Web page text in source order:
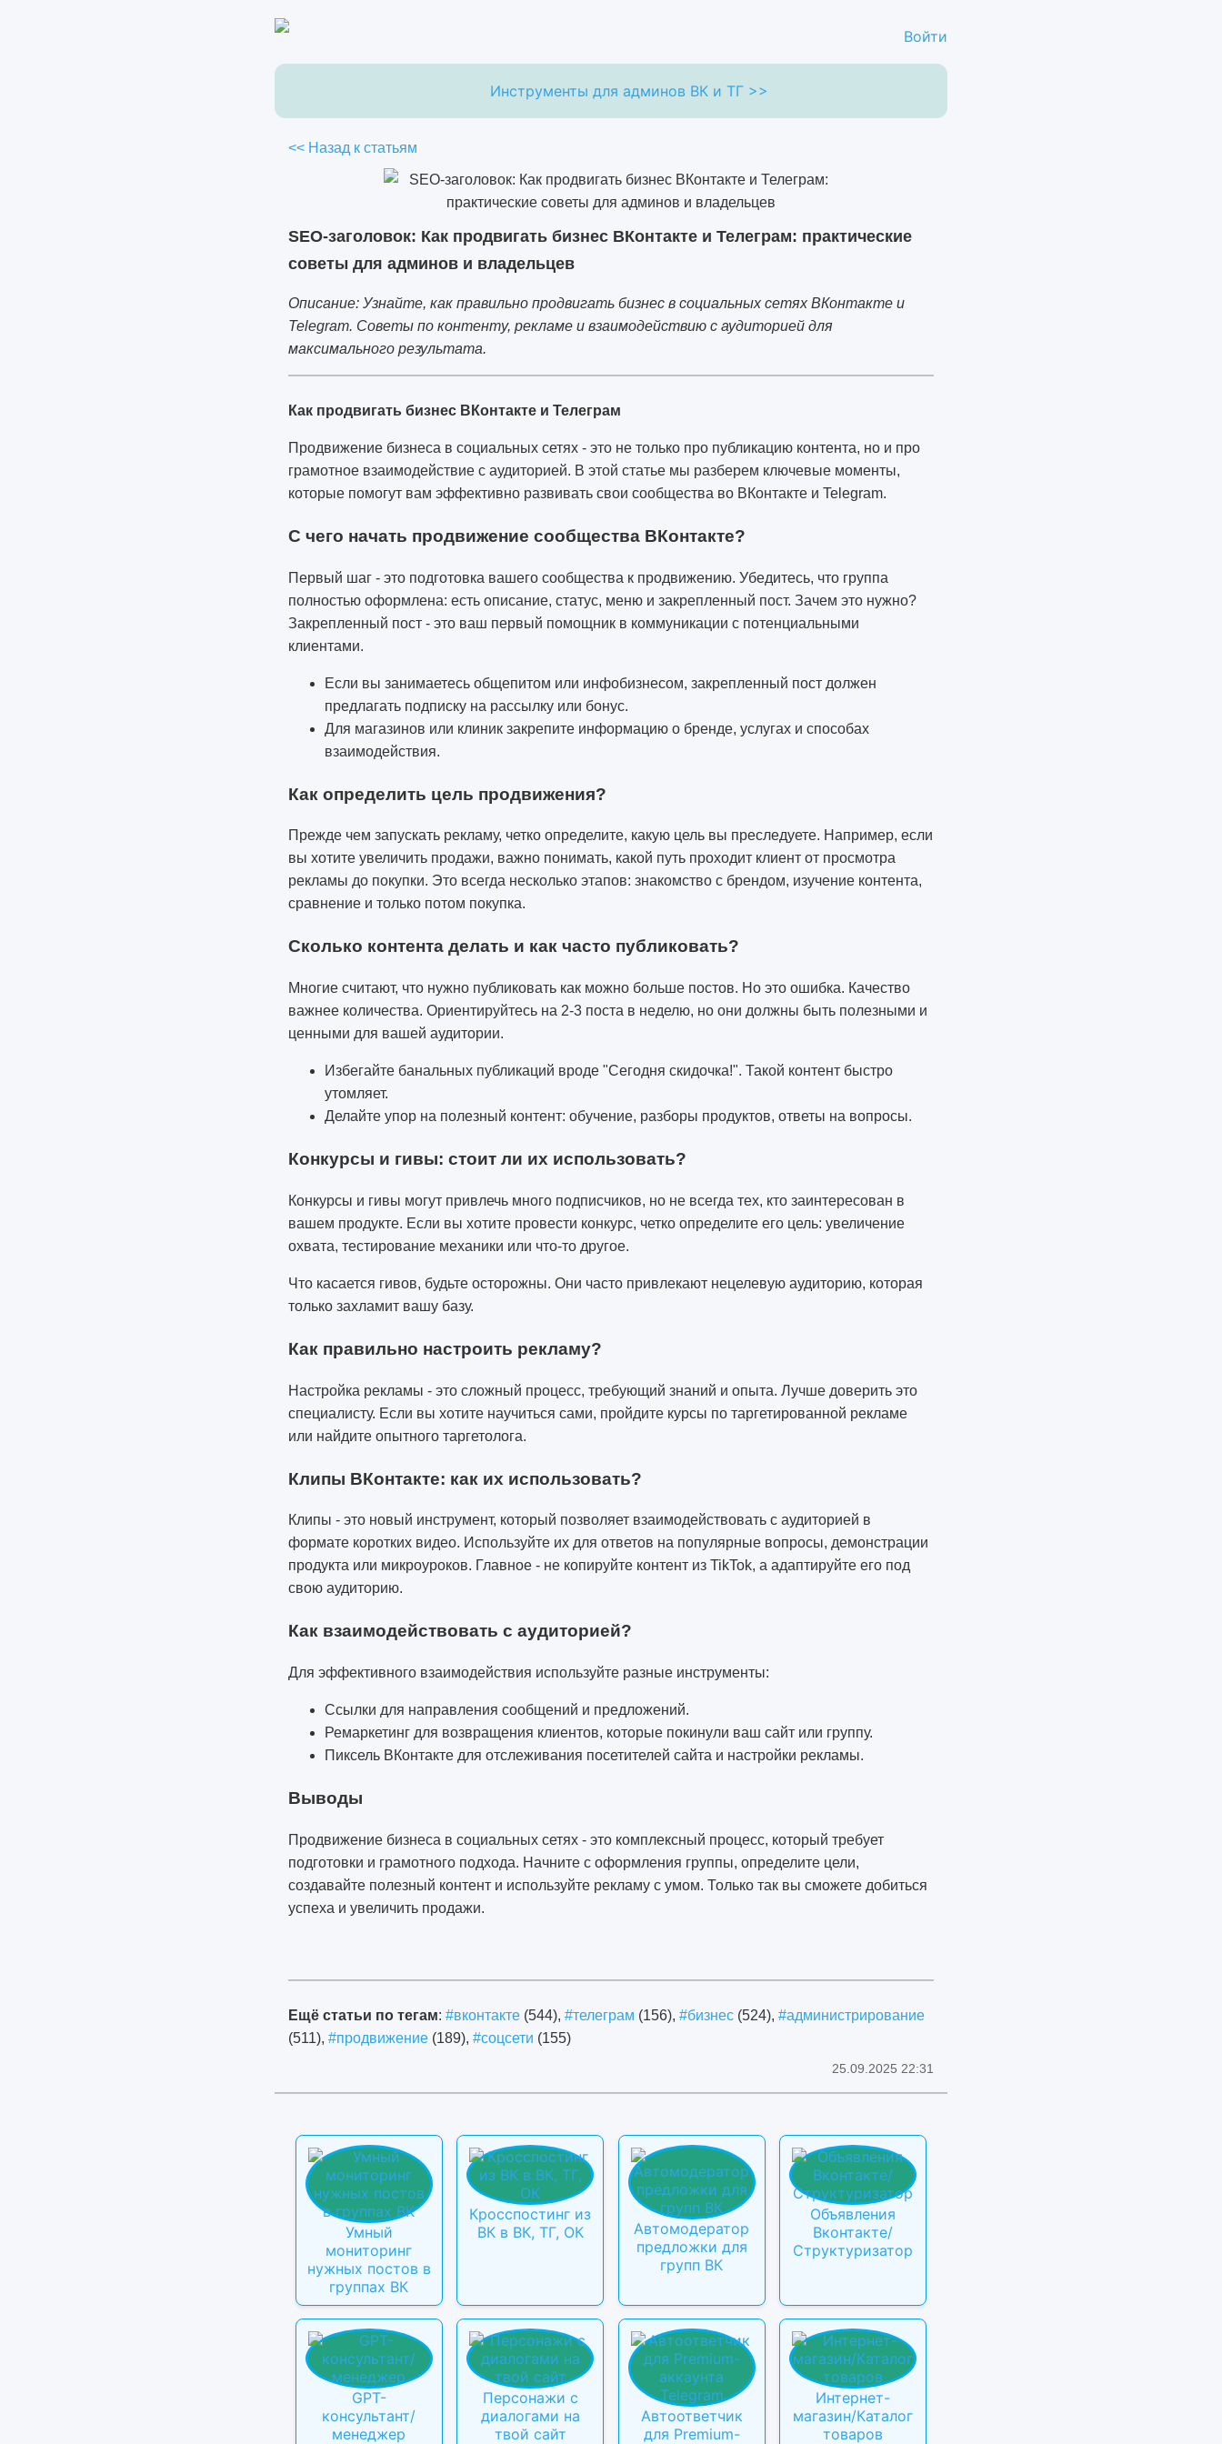
Войти
Инструменты для админов ВК и ТГ >>
<< Назад к статьям
SEO-заголовок: Как продвигать бизнес ВКонтакте и Телеграм: практические
советы для админов и владельцев
Описание: Узнайте, как правильно продвигать бизнес в социальных сетях ВКонтакте и
Telegram. Советы по контенту, рекламе и взаимодействию с аудиторией для
максимального результата.
Как продвигать бизнес ВКонтакте и Телеграм
Продвижение бизнеса в социальных сетях - это не только про публикацию контента, но и про
грамотное взаимодействие с аудиторией. В этой статье мы разберем ключевые моменты,
которые помогут вам эффективно развивать свои сообщества во ВКонтакте и Telegram.
С чего начать продвижение сообщества ВКонтакте?
Первый шаг - это подготовка вашего сообщества к продвижению. Убедитесь, что группа
полностью оформлена: есть описание, статус, меню и закрепленный пост. Зачем это нужно?
Закрепленный пост - это ваш первый помощник в коммуникации с потенциальными
клиентами.
Если вы занимаетесь общепитом или инфобизнесом, закрепленный пост должен
предлагать подписку на рассылку или бонус.
Для магазинов или клиник закрепите информацию о бренде, услугах и способах
взаимодействия.
Как определить цель продвижения?
Прежде чем запускать рекламу, четко определите, какую цель вы преследуете. Например, если
вы хотите увеличить продажи, важно понимать, какой путь проходит клиент от просмотра
рекламы до покупки. Это всегда несколько этапов: знакомство с брендом, изучение контента,
сравнение и только потом покупка.
Сколько контента делать и как часто публиковать?
Многие считают, что нужно публиковать как можно больше постов. Но это ошибка. Качество
важнее количества. Ориентируйтесь на 2-3 поста в неделю, но они должны быть полезными и
ценными для вашей аудитории.
Избегайте банальных публикаций вроде "Сегодня скидочка!". Такой контент быстро
утомляет.
Делайте упор на полезный контент: обучение, разборы продуктов, ответы на вопросы.
Конкурсы и гивы: стоит ли их использовать?
Конкурсы и гивы могут привлечь много подписчиков, но не всегда тех, кто заинтересован в
вашем продукте. Если вы хотите провести конкурс, четко определите его цель: увеличение
охвата, тестирование механики или что-то другое.
Что касается гивов, будьте осторожны. Они часто привлекают нецелевую аудиторию, которая
только захламит вашу базу.
Как правильно настроить рекламу?
Настройка рекламы - это сложный процесс, требующий знаний и опыта. Лучше доверить это
специалисту. Если вы хотите научиться сами, пройдите курсы по таргетированной рекламе
или найдите опытного таргетолога.
Клипы ВКонтакте: как их использовать?
Клипы - это новый инструмент, который позволяет взаимодействовать с аудиторией в
формате коротких видео. Используйте их для ответов на популярные вопросы, демонстрации
продукта или микроуроков. Главное - не копируйте контент из TikTok, а адаптируйте его под
свою аудиторию.
Как взаимодействовать с аудиторией?
Для эффективного взаимодействия используйте разные инструменты:
Ссылки для направления сообщений и предложений.
Ремаркетинг для возвращения клиентов, которые покинули ваш сайт или группу.
Пиксель ВКонтакте для отслеживания посетителей сайта и настройки рекламы.
Выводы
Продвижение бизнеса в социальных сетях - это комплексный процесс, который требует
подготовки и грамотного подхода. Начните с оформления группы, определите цели,
создавайте полезный контент и используйте рекламу с умом. Только так вы сможете добиться
успеха и увеличить продажи.
Ещё статьи по тегам: #вконтакте (544), #телеграм (156), #бизнес (524), #администрирование
(511), #продвижение (189), #соцсети (155)
25.09.2025 22:31
Умный
мониторинг
нужных постов в
группах ВК
Кросспостинг из
ВК в ВК, ТГ, ОК
Автомодератор
предложки для
групп ВК
Объявления
Вконтакте/
Структуризатор
GPT-
консультант/
менеджер
Персонажи с
диалогами на
твой сайт
Автоответчик
для Premium-
Интернет-
магазин/Каталог
товаров